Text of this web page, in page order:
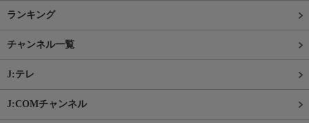
ランキング
チャンネル一覧
J:テレ
J:COMチャンネル